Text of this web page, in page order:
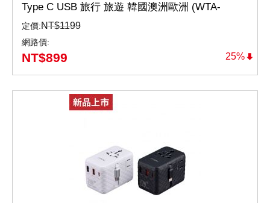
25%
Type C USB 旅行 旅遊 韓國澳洲歐洲 (WTA-
4523W/B)
定價:NT$1199
網路價:
NT$899